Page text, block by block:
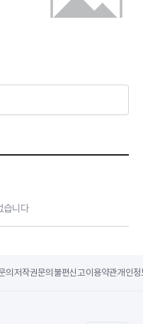
습니다
의 저작권문의 불편신고이용약관개인정